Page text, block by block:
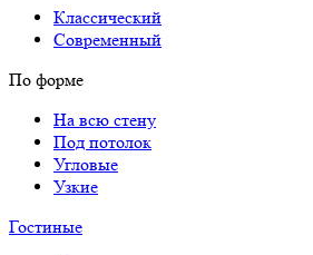
Классический
Современный
По форме
На всю стену
Под потолок
Угловые
Узкие
Гостиные